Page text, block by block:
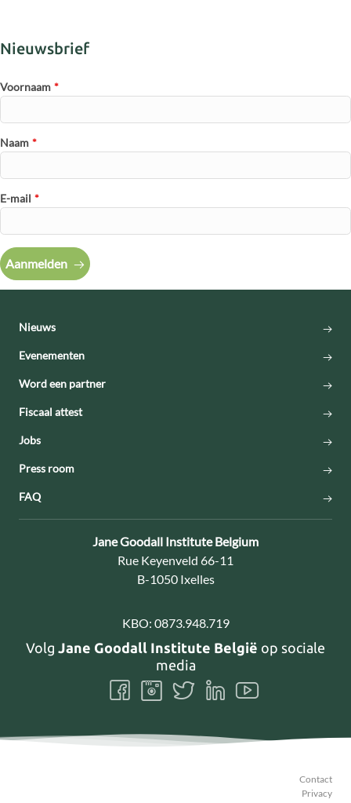
Nieuwsbrief
Voornaam *
Naam *
E-mail *
Aanmelden
Nieuws
Evenementen
Word een partner
Fiscaal attest
Jobs
Press room
FAQ
Contact:
Jane Goodall Institute Belgium
Adres:
Rue Keyenveld 66-11
B-1050 Ixelles
KBO: 0873.948.719
Volg Jane Goodall Institute België op sociale
media
Volg
ons
Volg
ons
Volg
ons
Volg
ons
Volg
ons
Contact
Privacy